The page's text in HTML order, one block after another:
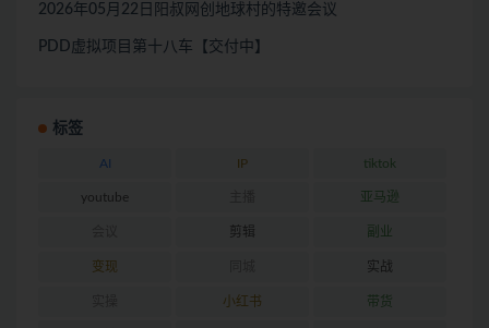
2026年05月22日阳叔网创地球村的特邀会议
PDD虚拟项目第十八车【交付中】
标签
AI IP tiktok
youtube 亚马逊
剪辑 副业
变现 实战
小红书 带货